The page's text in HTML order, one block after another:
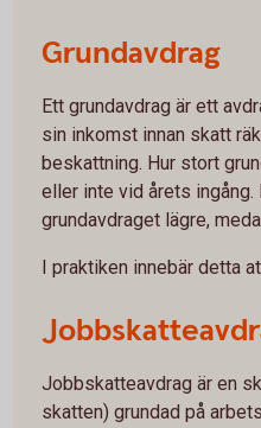
Grundavdrag
Ett grundavdrag är ett
sin inkomst innan skatt
beskattning. Hur stort
eller inte vid årets
grundavdraget lägre,
I praktiken innebär detta
Jobbskatteavdrag är en
skatten) grundad på